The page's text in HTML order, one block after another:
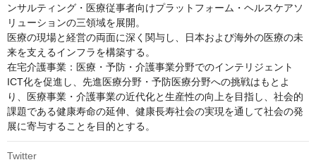
ンサルティング・医療従事者向けプラットフォーム・ヘルスケアソ
リューションの三領域を展開。
医療の現場と経営の両面に深く関与し、日本および海外の医療の未
来を支えるインフラを構築する。
在宅介護事業：医療・予防・介護事業分野でのインテリジェント
ICT化を促進し、先進医療分野・予防医療分野への挑戦はもとよ
り、医療事業・介護事業の近代化と生産性の向上を目指し、社会的
課題である健康寿命の延伸、健康長寿社会の実現を通して社会の発
展に寄与することを目的とする。
Twitter